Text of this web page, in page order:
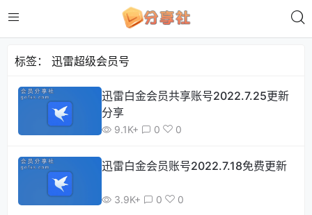
标签： 迅雷超级会员号
迅雷白金会员共享账号2022.7.25更新
分享
9.1K+ 0 0
迅雷白金会员账号2022.7.18免费更新
3.9K+ 0 0